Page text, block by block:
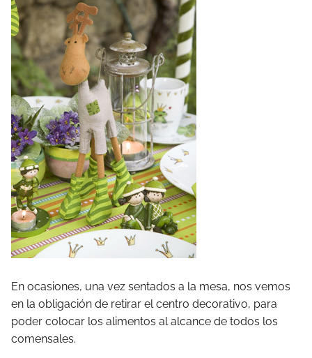
En ocasiones, una vez sentados a la mesa, nos vemos
en la obligación de retirar el centro decorativo, para
poder colocar los alimentos al alcance de todos los
comensales.